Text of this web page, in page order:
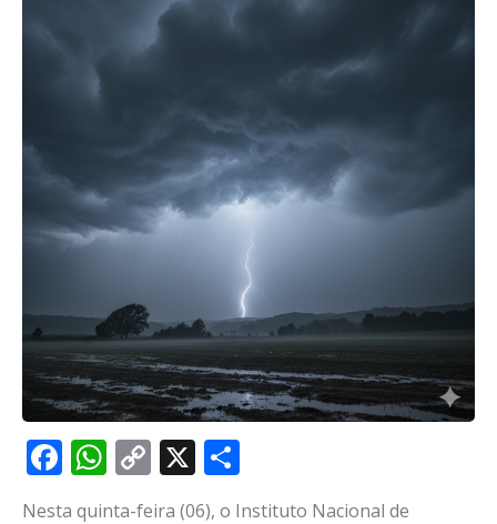
Facebook
WhatsApp
Copy
Link
X
Nesta quinta-feira (06), o Instituto Nacional de